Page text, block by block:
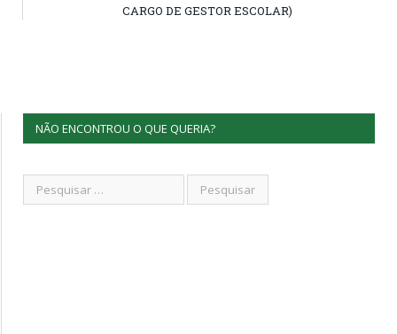
CARGO DE GESTOR ESCOLAR)
NÃO ENCONTROU O QUE QUERIA?